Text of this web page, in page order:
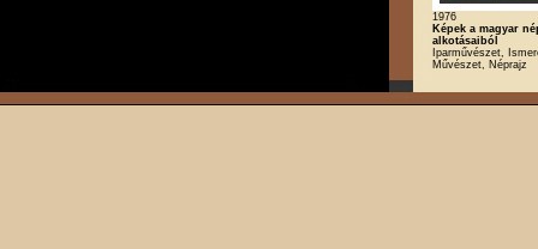
1976
Képek a magyar
alkotásaiból
Iparművészet,
Művészet, Néprajz